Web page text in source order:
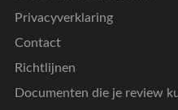
Privacyverklaring
Contact
Richtlijnen
Documenten die je review